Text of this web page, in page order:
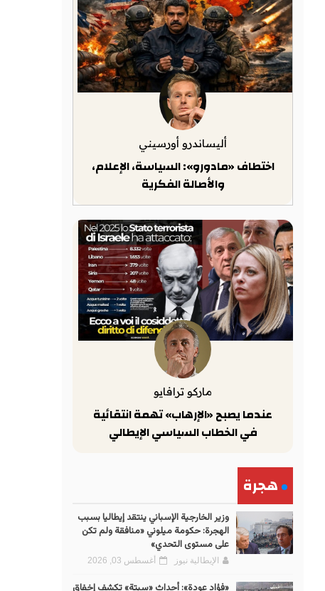
أليساندرو أورسيني
اختطاف «مادورو»: السياسة، الإعلام،
والأصالة الفكرية
ماركو ترافايو
عندما يصبح «الإرهاب» تهمة انتقائية
في الخطاب السياسي الإيطالي
هجرة
وزير الخارجية الإسباني ينتقد إيطاليا بسبب
الهجرة: حكومة ميلوني «منافقة ولم تكن
على مستوى التحدي»
الإيطالية نيوز أغسطس 03, 2026
«فؤاد عودة»: أحداث «سبتة» تكشف إخفاق